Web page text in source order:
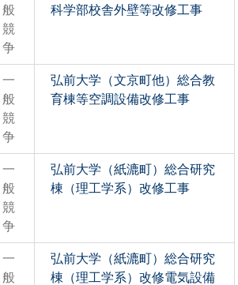
般
競
争
科学部校舎外壁等改修工事
一
般
競
争
弘前大学（文京町他）総合教
育棟等空調設備改修工事
一
般
競
争
弘前大学（紙漉町）総合研究
棟（理工学系）改修工事
一
般
弘前大学（紙漉町）総合研究
棟（理工学系）改修電気設備